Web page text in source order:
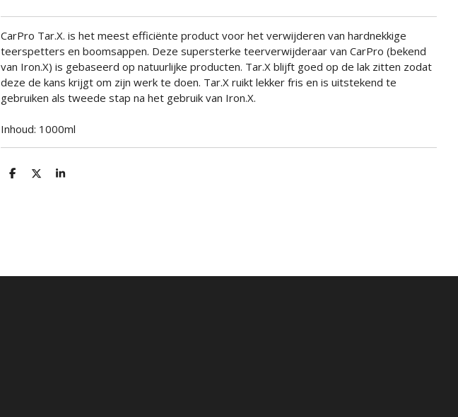
CarPro Tar.X. is het meest efficiënte product voor het verwijderen van hardnekkige
teerspetters en boomsappen. Deze supersterke teerverwijderaar van CarPro (bekend
van Iron.X) is gebaseerd op natuurlijke producten. Tar.X blijft goed op de lak zitten zodat
deze de kans krijgt om zijn werk te doen. Tar.X ruikt lekker fris en is uitstekend te
gebruiken als tweede stap na het gebruik van Iron.X.
Inhoud: 1000ml
D
D
S